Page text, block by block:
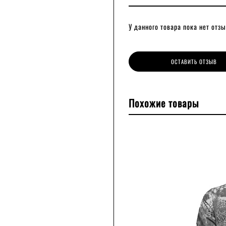
У данного товара пока нет
ОСТАВИТЬ ОТЗЫВ
Похожие товары